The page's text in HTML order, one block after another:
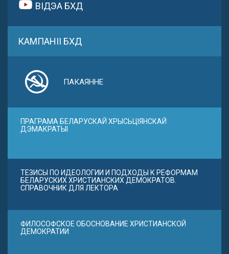
ВІДЭА БХД
КАМПАНІІ БХД
ПАКАЯННЕ
ПРАГРАМА БЕЛАРУСКАЙ ХРЫСЬЦІЯНСКАЙ
ДЭМАКРАТЫІ
ТЕЗИСЫ ПО ИДЕОЛОГИИ И ПОДХОДЫ К РЕФОРМАМ
БЕЛАРУСКИХ ХРИСТИАНСКИХ ДЕМОКРАТОВ.
СПРАВОЧНИК ДЛЯ ЛЕКТОРА
ФИЛОСОФСКОЕ ОБОСНОВАНИЕ ХРИСТИАНСКОЙ
ДЕМОКРАТИИ